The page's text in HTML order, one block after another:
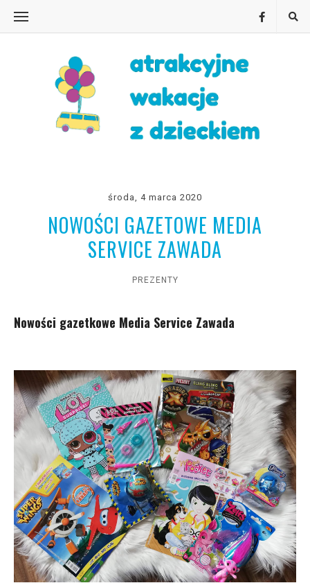
środa, 4 marca 2020
NOWOŚCI GAZETOWE MEDIA
SERVICE ZAWADA
PREZENTY
Nowości gazetkowe Media Service Zawada